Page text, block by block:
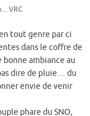
VRC
tout genre par ci
dans le coffre de
ambiance au
dire de pluie… du
envie de venir
phare du SNO,